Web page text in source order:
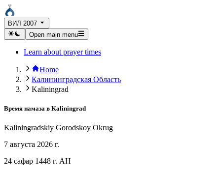
ВИЛ 2007
Open main menu
Learn about prayer times
Home
Калининградская Область
Kaliningrad
Время намаза в Kaliningrad
Kaliningradskiy Gorodskoy Okrug
7 августа 2026 г.
24 сафар 1448 г. AH